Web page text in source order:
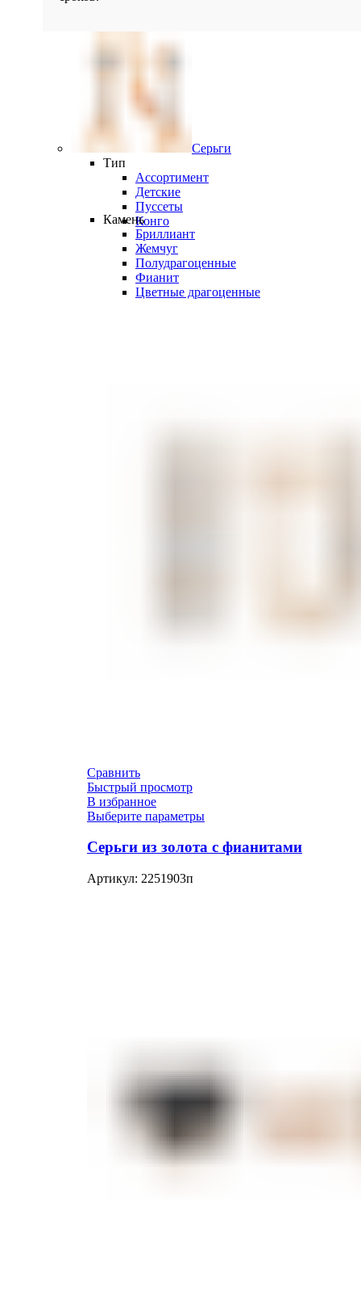
Серьги
Тип
Ассортимент
Детские
Пуссеты
Конго
Камень
Бриллиант
Жемчуг
Полудрагоценные
Фианит
Цветные драгоценные
Сравнить
Быстрый просмотр
В избранное
Выберите параметры
Серьги из золота с фианитами
Артикул: 2251903п